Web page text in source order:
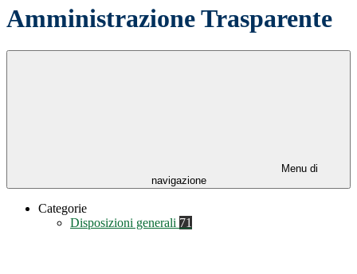
Amministrazione Trasparente
Menu di
navigazione
Categorie
Disposizioni generali 71